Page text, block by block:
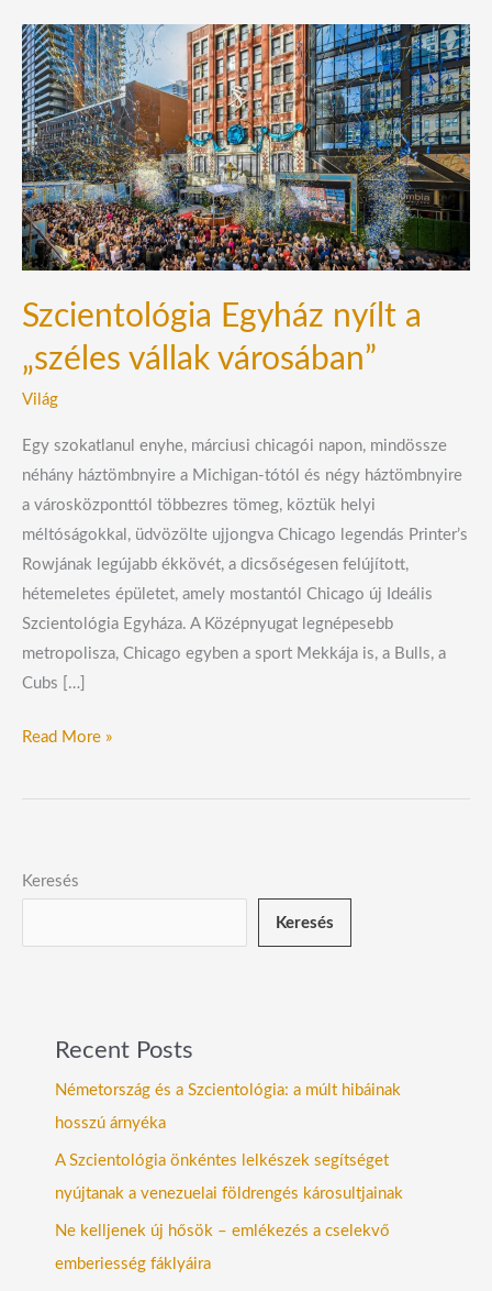
Szcientológia Egyház nyílt a
„széles vállak városában”
Világ
Egy szokatlanul enyhe, márciusi chicagói napon, mindössze
néhány háztömbnyire a Michigan-tótól és négy háztömbnyire
a városközponttól többezres tömeg, köztük helyi
méltóságokkal, üdvözölte ujjongva Chicago legendás Printer’s
Rowjának legújabb ékkövét, a dicsőségesen felújított,
hétemeletes épületet, amely mostantól Chicago új Ideális
Szcientológia Egyháza. A Középnyugat legnépesebb
metropolisza, Chicago egyben a sport Mekkája is, a Bulls, a
Cubs […]
Szcientológia
Egyház
nyílt
a
„széles
vállak
városában”
Read More »
Keresés
Keresés
Recent Posts
Németország és a Szcientológia: a múlt hibáinak
hosszú árnyéka
A Szcientológia önkéntes lelkészek segítséget
nyújtanak a venezuelai földrengés károsultjainak
Ne kelljenek új hősök – emlékezés a cselekvő
emberiesség fáklyáira